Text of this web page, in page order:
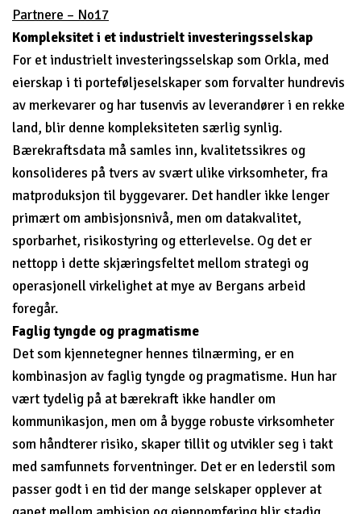
Partnere – No17
Kompleksitet i et industrielt investeringsselskap
For et industrielt investeringsselskap som Orkla, med
eierskap i ti porteføljeselskaper som forvalter hundrevis
av merkevarer og har tusenvis av leverandører i en rekke
land, blir denne kompleksiteten særlig synlig.
Bærekraftsdata må samles inn, kvalitetssikres og
konsolideres på tvers av svært ulike virksomheter, fra
matproduksjon til byggevarer. Det handler ikke lenger
primært om ambisjonsnivå, men om datakvalitet,
sporbarhet, risikostyring og etterlevelse. Og det er
nettopp i dette skjæringsfeltet mellom strategi og
operasjonell virkelighet at mye av Bergans arbeid
foregår.
Faglig tyngde og pragmatisme
Det som kjennetegner hennes tilnærming, er en
kombinasjon av faglig tyngde og pragmatisme. Hun har
vært tydelig på at bærekraft ikke handler om
kommunikasjon, men om å bygge robuste virksomheter
som håndterer risiko, skaper tillit og utvikler seg i takt
med samfunnets forventninger. Det er en lederstil som
passer godt i en tid der mange selskaper opplever at